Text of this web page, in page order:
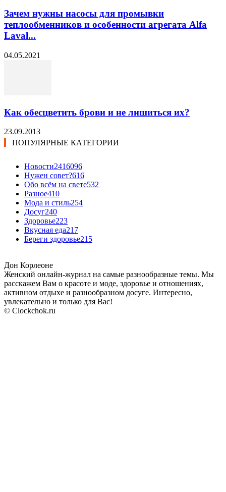
Зачем нужны насосы для промывки
теплообменников и особенности агрегата Alfa
Laval...
04.05.2021
Как обесцветить брови и не лишиться их?
23.09.2013
ПОПУЛЯРНЫЕ КАТЕГОРИИ
Новости2416096
Нужен совет?616
Обо всём на свете532
Разное410
Мода и стиль254
Досуг240
Здоровье223
Вкусная еда217
Береги здоровье215
Дон Корлеоне
Женский онлайн-журнал на самые разнообразные темы. Мы
расскажем Вам о красоте и моде, здоровье и отношениях,
активном отдыхе и разнообразном досуге. Интересно,
увлекательно и только для Вас!
© Clockchok.ru